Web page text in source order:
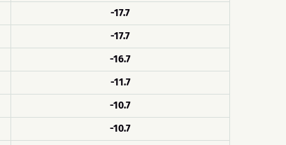
-17.7
-17.7
-16.7
-11.7
-10.7
-10.7